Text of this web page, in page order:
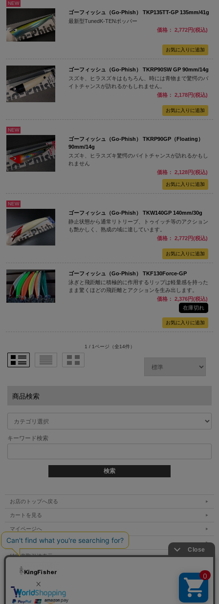
NEW
ゴーフィッシュ（Go-Phish） TKP135TT-GP 135mm/41g
最新型TunedK-TENポッパー
価格： 2,772円(税込)
ゴーフィッシュ（Go-Phish） TKRP90SW GP 90mm/14g
スズキ、ヒラスズキはもちろん、時には青物まで驚愕のバ
イトチャンスが訪れるかもしれません。
価格： 2,178円(税込)
NEW
ゴーフィッシュ（Go-Phish） TKRP90GP（Floating）
90mm/14g
スズキ、ヒラスズキ驚愕のバイトチャンスが訪れるかもし
れません
価格： 2,128円(税込)
NEW
ゴーフィッシュ（Go-Phish） TKW140GP 140mm/30g
静止状態から通常リトリーブ、トゥイッチ等のアクション
も艶かしく、熟成の域に達しています。
価格： 2,772円(税込)
ゴーフィッシュ（Go-Phish） TKF130Force-GP
泳ぎと飛距離に積極的に作用するリップは軽量感を持った
まま驚くほどの飛距離とアクションを生み出します。
価格： 2,376円(税込)
在庫切れ
1 / 1ページ （全14件）
商品検索
キーワード検索
お店のトップへ戻る
カートを見る
マイページへ
ご利用案内
特定商取引法表示
個人情報の取扱い
サイトマップ
お問い合わせ